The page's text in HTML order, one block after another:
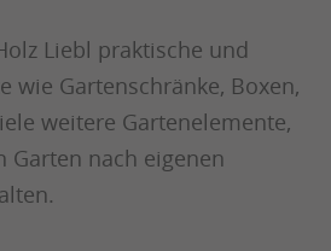
Liebl praktische und
wie Gartenschränke, Boxen,
weitere Gartenelemente,
Garten nach eigenen